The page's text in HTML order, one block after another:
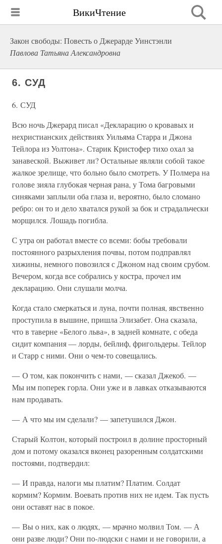
ВикиЧтение
Закон свободы: Повесть о Джерарде Уинстэнли
Павлова Татьяна Александровна
6. СУД
6. СУД
Всю ночь Джерард писал «Декларацию о кровавых и
нехристианских действиях Уильяма Старра и Джона
Тейлора из Уолтона». Старик Кристофер тихо охал за
занавеской. Выживет ли? Остальные являли собой такое
жалкое зрелище, что больно было смотреть. У Полмера на
голове зияла глубокая черная рана, у Тома багровыми
синяками заплыли оба глаза и, вероятно, было сломано
ребро: он то и дело хватался рукой за бок и страдальчески
морщился. Лошадь погибла.
С утра он работал вместе со всеми: бобы требовали
постоянного разрыхления почвы, потом подправлял
хижины, немного повозился с Джоном над своим срубом.
Вечером, когда все собрались у костра, прочел им
декларацию. Они слушали молча.
Когда стало смеркаться и луна, почти полная, явственно
проступила в вышине, пришла Элизабет. Она сказала,
что в таверне «Белого льва», в задней комнате, с обеда
сидит компания — лорды, бейлиф, фригольдеры. Тейлор
и Старр с ними. Они о чем-то совещались.
— О том, как покончить с нами, — сказал Джекоб. —
Мы им поперек горла. Они уже и в лавках отказываются
нам продавать.
— А что мы им сделали? — запетушился Джон.
Старый Колтон, который построил в долине просторный
дом и потому оказался вконец разоренным солдатскими
постоями, подтвердил:
— И правда, налоги мы платим? Платим. Солдат
кормим? Кормим. Воевать против них не идем. Так пусть
они оставят нас в покое.
— Вы о них, как о людях, — мрачно молвил Том. — А
они разве люди? Они по-людски с нами и не говорили, а